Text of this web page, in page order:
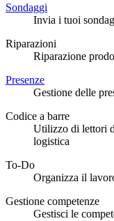
Sondaggi
Invia i tuoi
Riparazioni
Riparazione
Presenze
Gestione delle
Codice a barre
Utilizzo di lettori
logistica
To-Do
Organizza il
Gestione competenze
Gestisci le